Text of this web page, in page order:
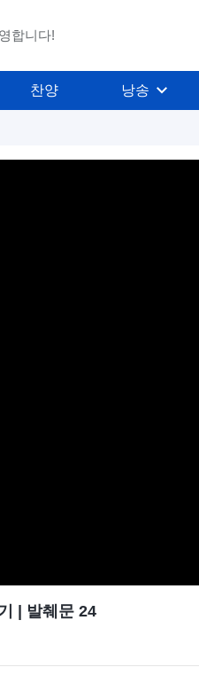
합니다!
찬양 낭송
| 발췌문 24